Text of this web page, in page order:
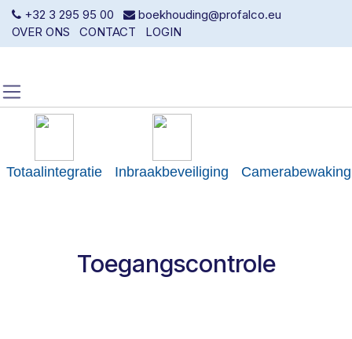
Overslaan naar inhoud
+32 3 295 95 00
boekhouding@profalco.eu
OVER ONS
CONTACT LOGIN
Totaalintegratie Inbraakbeveiliging Camerabewaking
Toegangscontrole